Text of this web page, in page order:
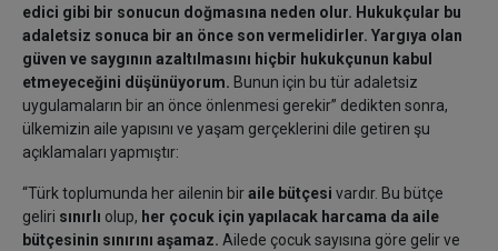
edici gibi bir sonucun doğmasına neden olur. Hukukçular bu
adaletsiz sonuca bir an önce son vermelidirler. Yargıya olan
güven ve saygının azaltılmasını hiçbir hukukçunun kabul
etmeyeceğini düşünüyorum. Bunun için bu tür adaletsiz
uygulamaların bir an önce önlenmesi gerekir” dedikten sonra,
ülkemizin aile yapısını ve yaşam gerçeklerini dile getiren şu
açıklamaları yapmıştır:
“Türk toplumunda her ailenin biraile bütçesi vardır. Bu bütçe
geliri sınırlı olup, her çocuk için yapılacak harcama da aile
bütçesinin sınırını aşamaz. Ailede çocuk sayısına göre gelir ve